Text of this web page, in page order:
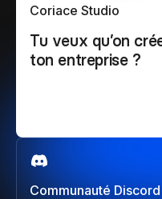
Communauté Discord
Coriace Studio
Tu veux qu’on
ton entreprise ?